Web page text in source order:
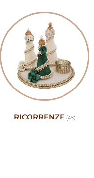
RICORRENZE (48)